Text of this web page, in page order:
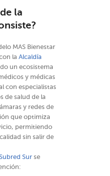
la
MAS Bienestar
la Alcaldía
un ecosistema
y médicas
con especialistas
de salud de la
y redes de
que optimiza
permitiendo
sin salir de
Sur se